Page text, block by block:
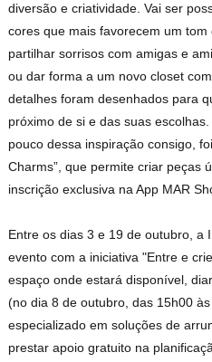
diversão e criatividade. Vai ser
cores que mais favorecem um
partilhar sorrisos com amigas e
ou dar forma a um novo closet
detalhes foram desenhados para
próximo de si e das suas
pouco dessa inspiração consigo,
Charms”, que permite criar peças
inscrição exclusiva na App MAR
Entre os dias 3 e 19 de outubro, a
evento com a iniciativa "Entre e
espaço onde estará disponível,
(no dia 8 de outubro, das 15h00
especializado em soluções de
prestar apoio gratuito na